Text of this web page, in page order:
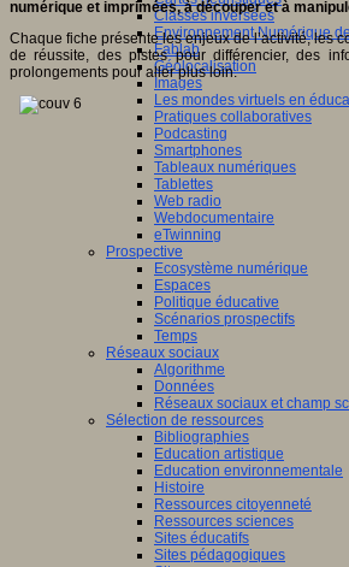
Classes inversées
Environnement Numérique
Fablab
Géolocalisation
Images
Les mondes virtuels en
Pratiques collaboratives
Podcasting
Smartphones
Tableaux numériques
Tablettes
Web radio
Webdocumentaire
eTwinning
Prospective
Ecosystème numérique
Espaces
Politique éducative
Scénarios prospectifs
Temps
Réseaux sociaux
Algorithme
Données
Réseaux sociaux et champ
Sélection de ressources
Bibliographies
Education artistique
Education environnementale
Histoire
Ressources citoyenneté
Ressources sciences
Sites éducatifs
Sites pédagogiques
numérique et imprimées, à découper et à
Chaque fiche présente les enjeux de l’activité, les
de réussite, des pistes pour différencier, des
prolongements pour aller plus loin.